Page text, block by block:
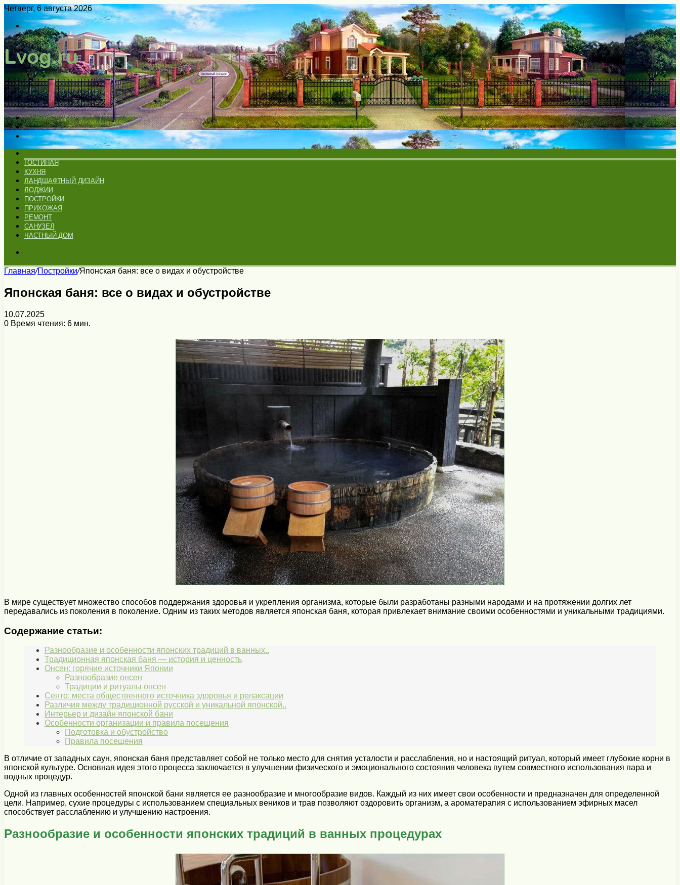
Четверг, 6 августа 2026
Войти
Switch
skin
Меню
Искать
Switch
skin
ГОСТИНАЯ
КУХНЯ
ЛАНДШАФТНЫЙ ДИЗАЙН
ЛОДЖИИ
ПОСТРОЙКИ
ПРИХОЖАЯ
РЕМОНТ
САНУЗЕЛ
ЧАСТНЫЙ ДОМ
Главная/Постройки/Японская баня: все о видах и обустройстве
Японская баня: все о видах и обустройстве
10.07.2025
0 Время чтения: 6 мин.
В мире существует множество способов поддержания здоровья и укрепления организма, которые были разработаны разными народами и на протяжении долгих лет
передавались из поколения в поколение. Одним из таких методов является японская баня, которая привлекает внимание своими особенностями и уникальными традициями.
Содержание статьи:
Разнообразие и особенности японских традиций в ванных..
Традиционная японская баня — история и ценность
Онсен: горячие источники Японии
Разнообразие онсен
Традиции и ритуалы онсен
Сенто: места общественного источника здоровья и релаксации
Различия между традиционной русской и уникальной японской..
Интерьер и дизайн японской бани
Особенности организации и правила посещения
Подготовка и обустройство
Правила посещения
В отличие от западных саун, японская баня представляет собой не только место для снятия усталости и расслабления, но и настоящий ритуал, который имеет глубокие корни в
японской культуре. Основная идея этого процесса заключается в улучшении физического и эмоционального состояния человека путем совместного использования пара и
водных процедур.
Одной из главных особенностей японской бани является ее разнообразие и многообразие видов. Каждый из них имеет свои особенности и предназначен для определенной
цели. Например, сухие процедуры с использованием специальных веников и трав позволяют оздоровить организм, а ароматерапия с использованием эфирных масел
способствует расслаблению и улучшению настроения.
Разнообразие и особенности японских традиций в ванных процедурах